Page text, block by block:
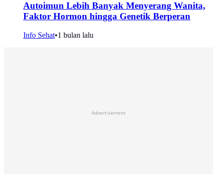
Autoimun Lebih Banyak Menyerang Wanita,
Faktor Hormon hingga Genetik Berperan
Info Sehat•1 bulan lalu
Advertisement